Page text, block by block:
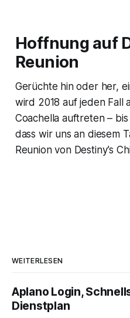
Hoffnung auf
Reunion
Gerüchte hin oder her,
wird 2018 auf jeden Fall
Coachella auftreten –
dass wir uns an diesem
Reunion von Destiny’s
WEITERLESEN
Aplano Login,
Dienstplan